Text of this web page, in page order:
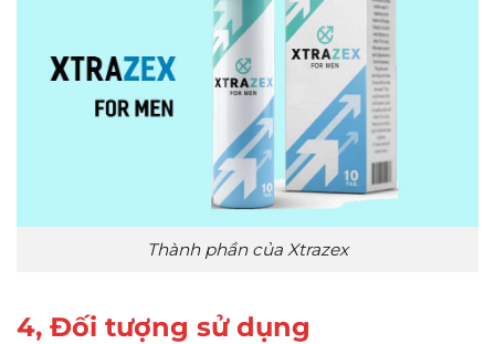
Thành phần của Xtrazex
4, Đối tượng sử dụng